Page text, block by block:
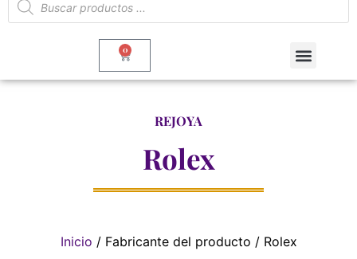
0
REJOYA
Rolex
Inicio / Fabricante del producto / Rolex